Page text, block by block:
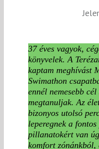
37 éves vagyok,
könyvelek. A
kaptam meghívást
Swimathon
ennél nemesebb
megtanuljak. Az
bizonyos utolsó
leperegnek a
pillanatokért van
komfort zónánkból,